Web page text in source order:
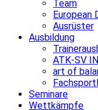
Team
European
Ausrüster
Ausbildung
ATK-SV
art of
Seminare
Wettkämpfe